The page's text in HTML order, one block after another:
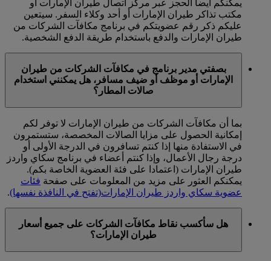
يمكنكم أيضا الحجز عبر مركز اتصال طيران الإمارات أو
مكتب تذاكر طيران الإمارات أو أحد وكلاء السفر. سيتعين
عليكم ذكر رقم عضويتكم في برنامج مكافآت الشركات من
طيران الإمارات والدفع باستخدام طريقة الدفع الشخصية.
بصفتي مدير برنامج في مكافآت الشركات من طيران
الإمارات أو موظف أو ضيف مسافر، هل يمكنني استخدام
صالات المطار؟
بما أن مكافآت الشركات من طيران الإمارات لا توفر لكم
إمكانية الحصول على مزايا الصالات المخصصة، ستستمرون
في الاستفادة منها إذا كنتم تسافرون في الدرجة الأولى أو
درجة رجال الأعمال، وإذا كنتم أعضاء في برنامج سكاي واردز
طيران الإمارات (اعتمادا على فئة العضوية الخاصة بكم).
يمكنكم العثور على مزيد من المعلومات على صفحة فئات
عضوية سكاي واردز طيران الإمارات(تفتح في النافذة نفسها).
هل سأكسب نقاط مكافآت الشركات على جميع أسعار
طيران الإمارات؟